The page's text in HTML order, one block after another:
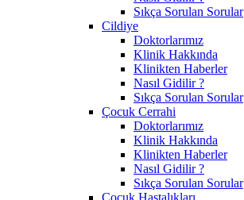
Sıkça Sorulan Sorular
Cildiye
Doktorlarımız
Klinik Hakkında
Klinikten Haberler
Nasıl Gidilir ?
Sıkça Sorulan Sorular
Çocuk Cerrahi
Doktorlarımız
Klinik Hakkında
Klinikten Haberler
Nasıl Gidilir ?
Sıkça Sorulan Sorular
Çocuk Hastalıkları